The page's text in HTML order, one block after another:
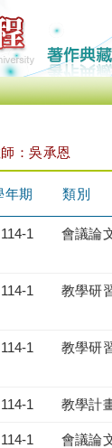
：吳承恩
年期 類別
114-1 會議論
114-1 教學研
114-1 教學研
114-1 教學計
114-1 會議論